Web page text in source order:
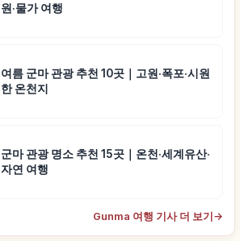
원·물가 여행
여름 군마 관광 추천 10곳｜고원·폭포·시원
한 온천지
군마 관광 명소 추천 15곳｜온천·세계유산·
자연 여행
Gunma 여행 기사 더 보기 →